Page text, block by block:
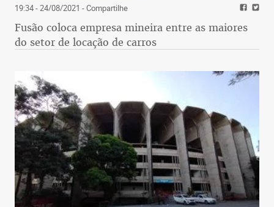
19:34 - 24/08/2021 - Compartilhe
Fusão coloca empresa mineira entre as maiores
do setor de locação de carros